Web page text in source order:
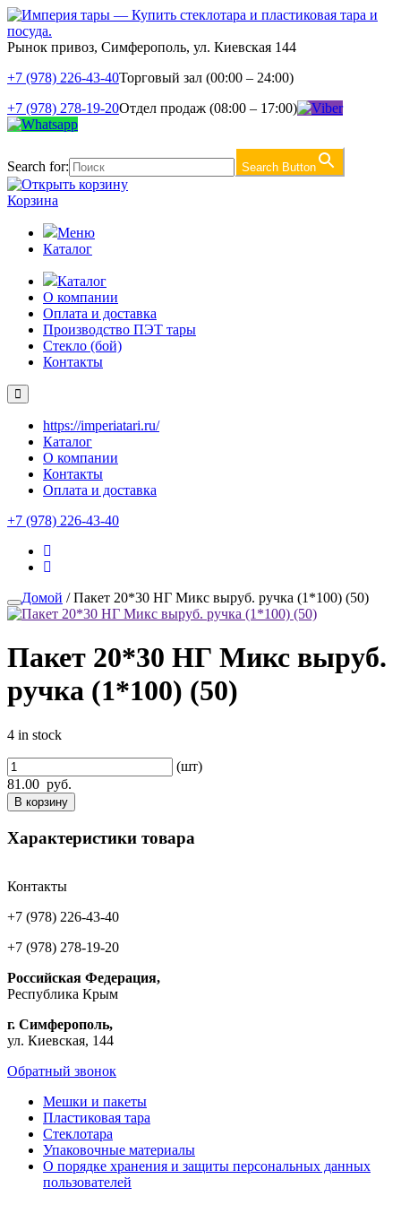
Рынок привоз, Симферополь, ул. Киевская 144
+7 (978) 226-43-40Торговый зал (00:00 – 24:00)
+7 (978) 278-19-20Отдел продаж (08:00 – 17:00)
Search for: Search Button
Корзина
Меню
Каталог
Каталог
О компании
Оплата и доставка
Производство ПЭТ тары
Стекло (бой)
Контакты
https://imperiatari.ru/
Каталог
О компании
Контакты
Оплата и доставка
+7 (978) 226-43-40
Домой / Пакет 20*30 НГ Микс выруб. ручка (1*100) (50)
Пакет 20*30 НГ Микс выруб.
ручка (1*100) (50)
4 in stock
(шт)
81.00 руб.
В корзину
Характеристики товара
Контакты
+7 (978) 226-43-40
+7 (978) 278-19-20
Российская Федерация,
Республика Крым
г. Симферополь,
ул. Киевская, 144
Обратный звонок
Мешки и пакеты
Пластиковая тара
Стеклотара
Упаковочные материалы
О порядке хранения и защиты персональных данных
пользователей